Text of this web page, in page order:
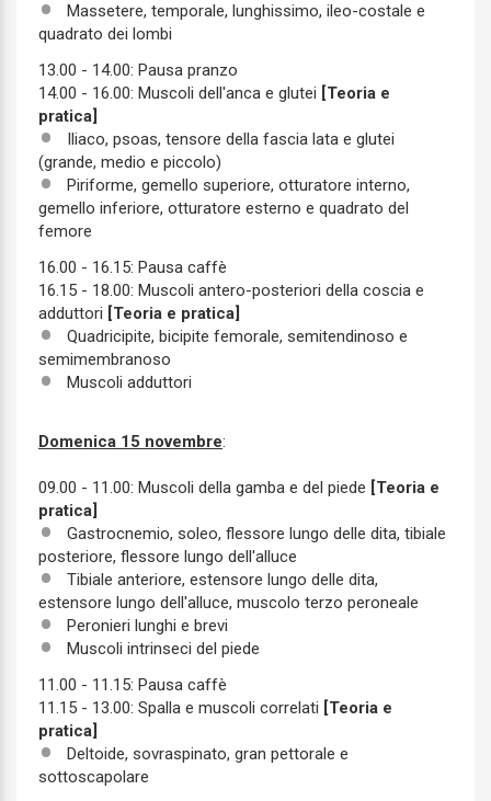
Massetere, temporale, lunghissimo, ileo-costale e
quadrato dei lombi
13.00 - 14.00: Pausa pranzo
14.00 - 16.00: Muscoli dell'anca e glutei [Teoria e
pratica]
Iliaco, psoas, tensore della fascia lata e glutei
(grande, medio e piccolo)
Piriforme, gemello superiore, otturatore interno,
gemello inferiore, otturatore esterno e quadrato del
femore
16.00 - 16.15: Pausa caffè
16.15 - 18.00: Muscoli antero-posteriori della coscia e
adduttori [Teoria e pratica]
Quadricipite, bicipite femorale, semitendinoso e
semimembranoso
Muscoli adduttori
Domenica 15 novembre:
09.00 - 11.00: Muscoli della gamba e del piede [Teoria e
pratica]
Gastrocnemio, soleo, flessore lungo delle dita, tibiale
posteriore, flessore lungo dell'alluce
Tibiale anteriore, estensore lungo delle dita,
estensore lungo dell'alluce, muscolo terzo peroneale
Peronieri lunghi e brevi
Muscoli intrinseci del piede
11.00 - 11.15: Pausa caffè
11.15 - 13.00: Spalla e muscoli correlati [Teoria e
pratica]
Deltoide, sovraspinato, gran pettorale e
sottoscapolare